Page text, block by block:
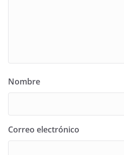
Nombre
Correo electrónico